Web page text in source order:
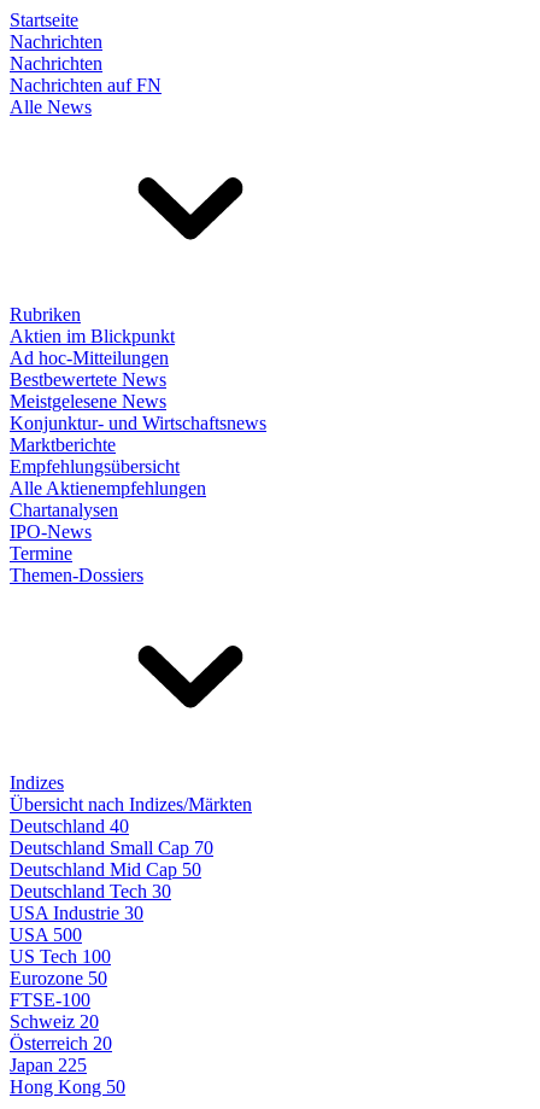
Startseite
Nachrichten
Nachrichten
Nachrichten auf FN
Alle News
Rubriken
Aktien im Blickpunkt
Ad hoc-Mitteilungen
Bestbewertete News
Meistgelesene News
Konjunktur- und Wirtschaftsnews
Marktberichte
Empfehlungsübersicht
Alle Aktienempfehlungen
Chartanalysen
IPO-News
Termine
Themen-Dossiers
Indizes
Übersicht nach Indizes/Märkten
Deutschland 40
Deutschland Small Cap 70
Deutschland Mid Cap 50
Deutschland Tech 30
USA Industrie 30
USA 500
US Tech 100
Eurozone 50
FTSE-100
Schweiz 20
Österreich 20
Japan 225
Hong Kong 50